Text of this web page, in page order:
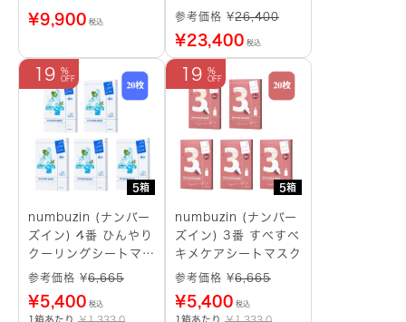
¥9,900 税込
参考価格 ¥26,400
¥23,400 税込
5箱
19
numbuzin (ナンバー
ズイン) 4番 ひんやり
クーリングシートマス
ク
参考価格 ¥6,665
¥5,400 税込
1箱あたり ￥1,333.0
5箱
19
numbuzin (ナンバー
ズイン) 3番 すべすべ
キメケアシートマスク
参考価格 ¥6,665
¥5,400 税込
1箱あたり ￥1,333.0